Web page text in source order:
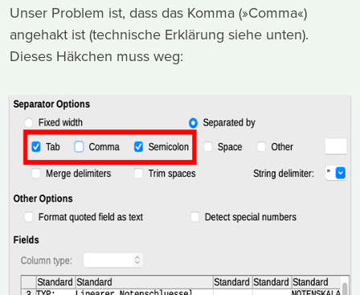
Unser Problem ist, dass das Komma (»Comma«)
angehakt ist (technische Erklärung siehe unten).
Dieses Häkchen muss weg: